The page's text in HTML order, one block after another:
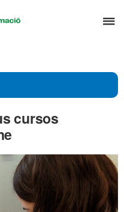
el
Universitat
cursos